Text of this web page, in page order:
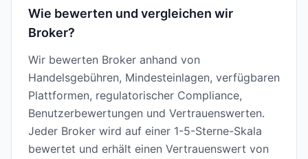
Wie bewerten und vergleichen wir
Broker?
Wir bewerten Broker anhand von
Handelsgebühren, Mindesteinlagen, verfügbaren
Plattformen, regulatorischer Compliance,
Benutzerbewertungen und Vertrauenswerten.
Jeder Broker wird auf einer 1-5-Sterne-Skala
bewertet und erhält einen Vertrauenswert von